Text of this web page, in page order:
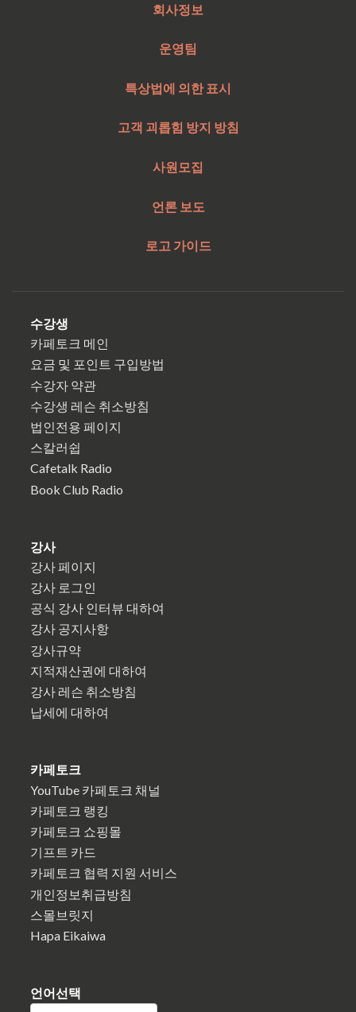
회사정보
운영팀
특상법에 의한 표시
고객 괴롭힘 방지 방침
사원모집
언론 보도
로고 가이드
수강생
카페토크 메인
요금 및 포인트 구입방법
수강자 약관
수강생 레슨 취소방침
법인전용 페이지
스칼러쉽
Cafetalk Radio
Book Club Radio
강사
강사 페이지
강사 로그인
공식 강사 인터뷰 대하여
강사 공지사항
강사규약
지적재산권에 대하여
강사 레슨 취소방침
납세에 대하여
카페토크
YouTube 카페토크 채널
카페토크 랭킹
카페토크 쇼핑몰
기프트 카드
카페토크 협력 지원 서비스
개인정보취급방침
스몰브릿지
Hapa Eikaiwa
언어선택